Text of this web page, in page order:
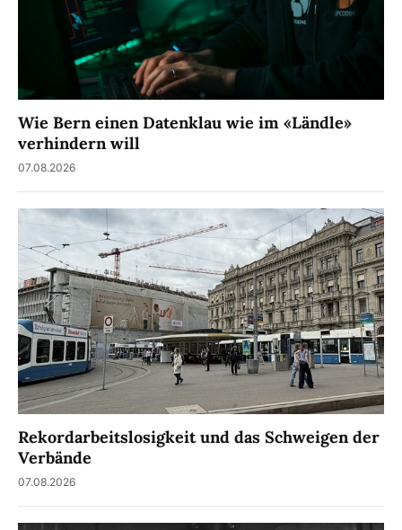
Wie Bern einen Datenklau wie im «Ländle»
verhindern will
07.08.2026
Rekordarbeitslosigkeit und das Schweigen der
Verbände
07.08.2026